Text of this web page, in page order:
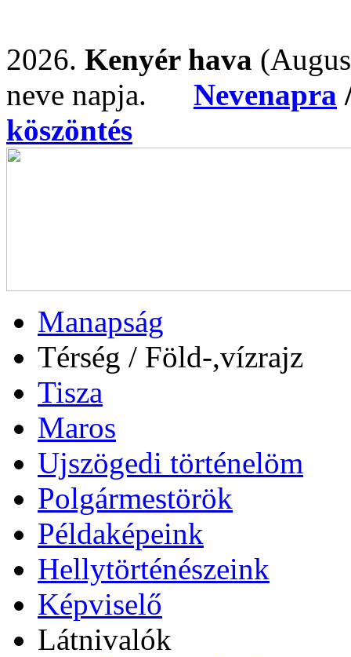
2026. Kenyér hava
neve napja. Nevenapra
köszöntés
Manapság
Térség / Föld-,vízrajz
Tisza
Maros
Ujszögedi történelöm
Polgármestörök
Példaképeink
Hellytörténészeink
Képviselő
Látnivalók